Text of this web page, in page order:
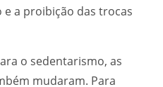
e a proibição das trocas
o sedentarismo, as
mudaram. Para